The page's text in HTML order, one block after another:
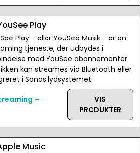
Play
Play - eller YouSee Musik - er en
tjeneste, der udbydes i
med YouSee abonnementer.
kan streames via Bluetooth eller
i Sonos lydsystemet.
–
VIS
PRODUKTER
Music